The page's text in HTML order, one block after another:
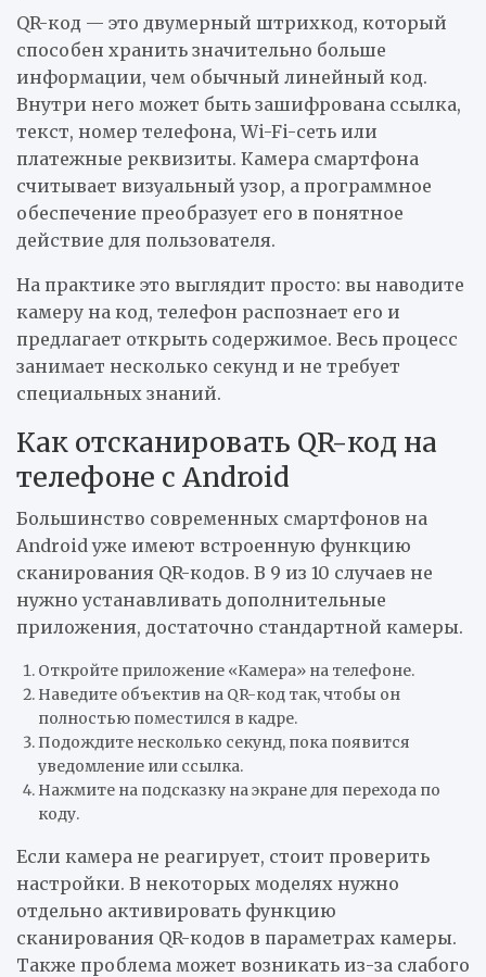
QR-код — это двумерный штрихкод, который
способен хранить значительно больше
информации, чем обычный линейный код.
Внутри него может быть зашифрована ссылка,
текст, номер телефона, Wi-Fi-сеть или
платежные реквизиты. Камера смартфона
считывает визуальный узор, а программное
обеспечение преобразует его в понятное
действие для пользователя.
На практике это выглядит просто: вы наводите
камеру на код, телефон распознает его и
предлагает открыть содержимое. Весь процесс
занимает несколько секунд и не требует
специальных знаний.
Как отсканировать QR-код на
телефоне с Android
Большинство современных смартфонов на
Android уже имеют встроенную функцию
сканирования QR-кодов. В 9 из 10 случаев не
нужно устанавливать дополнительные
приложения, достаточно стандартной камеры.
Откройте приложение «Камера» на телефоне.
Наведите объектив на QR-код так, чтобы он
полностью поместился в кадре.
Подождите несколько секунд, пока появится
уведомление или ссылка.
Нажмите на подсказку на экране для перехода по
коду.
Если камера не реагирует, стоит проверить
настройки. В некоторых моделях нужно
отдельно активировать функцию
сканирования QR-кодов в параметрах камеры.
Также проблема может возникать из-за слабого